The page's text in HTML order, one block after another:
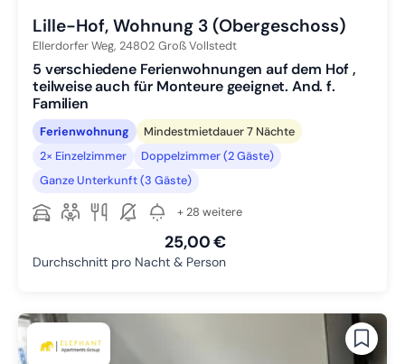
Lille-Hof, Wohnung 3 (Obergeschoss)
Ellerdorfer Weg, 24802 Groß Vollstedt
5 verschiedene Ferienwohnungen auf dem Hof ,
teilweise auch für Monteure geeignet. And. f.
Familien
Ferienwohnung
Mindestmietdauer 7 Nächte
2× Einzelzimmer
Doppelzimmer (2 Gäste)
Ganze Unterkunft (3 Gäste)
+ 28 weitere
25,00 €
Durchschnitt pro Nacht & Person